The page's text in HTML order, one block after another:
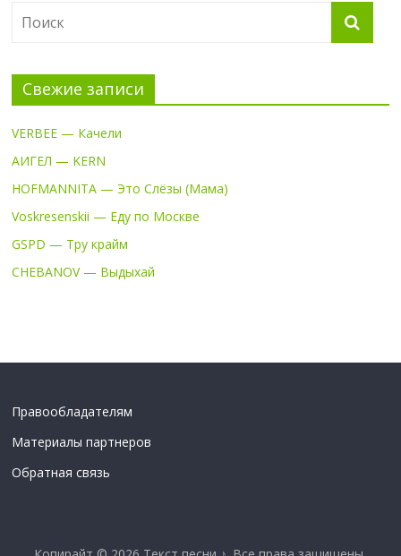
Свежие записи
VERBEE — Качели
АИГЕЛ — KERN
HOFMANNITA — Это Слёзы (Мама)
Voskresenskii — Еду по Москве
GSPD — Тру крайм
CHEBANOV — Выдыхай
Правообладателям
Материалы партнеров
Обратная связь